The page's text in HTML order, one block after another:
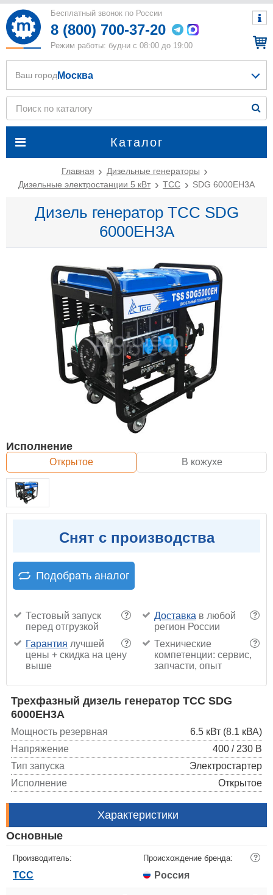
Бесплатный звонок по России
8 (800) 700-37-20
Режим работы: будни с 08:00 до 19:00
Каталог
Ваш город Москва
Главная
Дизельные генераторы
Дизельные электростанции 5 кВт
ТСС SDG 6000EH3A
Дизель генератор ТСС SDG
6000EH3A
Исполнение
Открытое В кожухе
Снят с производства
Подобрать аналог
?
Тестовый запуск
перед отгрузкой
?
Доставка в любой
регион России
?
Гарантия лучшей
цены + скидка на цену
выше
?
Технические
компетенции: сервис,
запчасти, опыт
Трехфазный дизель генератор ТСС SDG
6000EH3A
Мощность резервная
6.5 кВт (8.1 кВА)
Напряжение
400 / 230 В
Тип запуска
Электростартер
Исполнение
Открытое
Характеристики
Основные
Производитель:
ТСС
Происхождение бренда: ?
Россия